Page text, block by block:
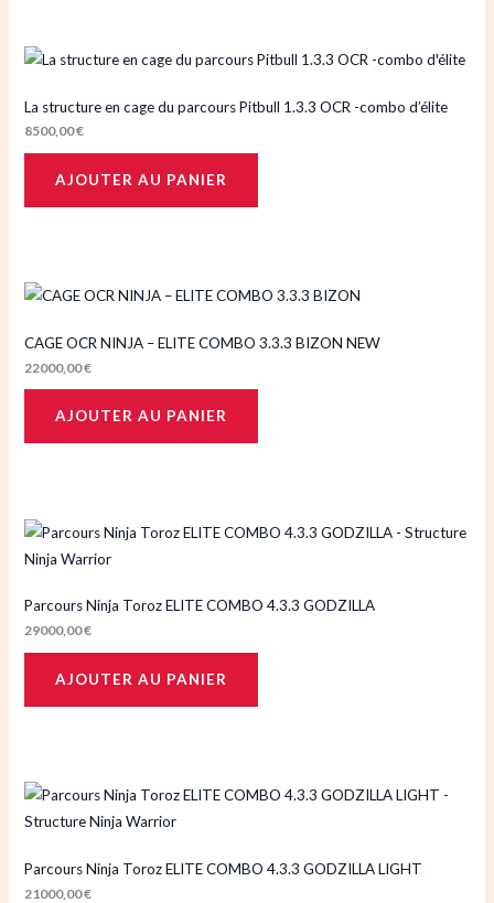
La structure en cage du parcours Pitbull 1.3.3 OCR -combo d’élite
8500,00€
AJOUTER AU PANIER
CAGE OCR NINJA – ELITE COMBO 3.3.3 BIZON NEW
22000,00€
AJOUTER AU PANIER
Parcours Ninja Toroz ELITE COMBO 4.3.3 GODZILLA
29000,00€
AJOUTER AU PANIER
Parcours Ninja Toroz ELITE COMBO 4.3.3 GODZILLA LIGHT
21000,00€